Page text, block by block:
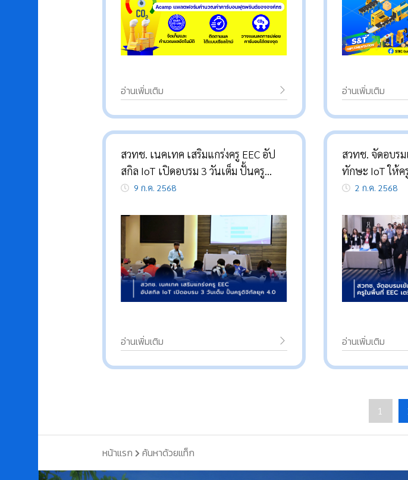
อ่านเพิ่มเติม อ่านเพิ่มเติม
สวทช. เนคเทค เสริมแกร่งครู EEC อัป
สกิล IoT เปิดอบรม 3 วันเต็ม ปั้นครู
ดิจิทัลยุค 4.0
9 ก.ค. 2568
อ่านเพิ่มเติม
สวทช. จัดอบรม
ทักษะ IoT ให้ค
พร้อมสู่ยุคอุตสา
2 ก.ค. 2568
อ่านเพิ่มเติม
1
หน้าแรก ค้นหาด้วยแท็ก